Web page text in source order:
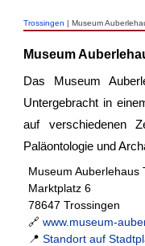
Trossingen | Museum
Museum
Das Museum
Untergebracht in
auf verschiedenen
Paläontologie und
Museum Auberlehaus
Marktplatz 6
78647 Trossingen
🔗 www.museum-
📍 Standort auf